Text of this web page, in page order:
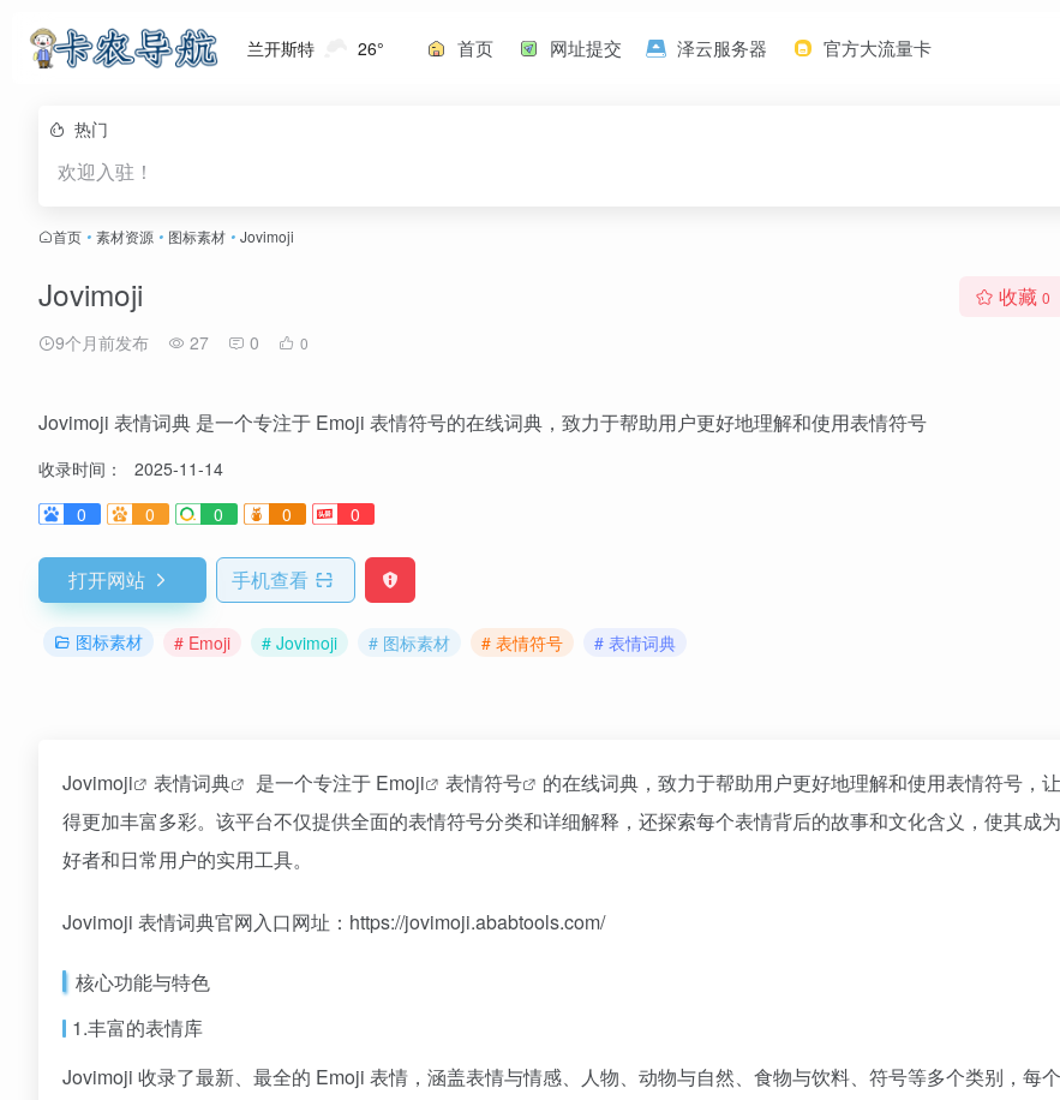
兰开斯特 26° 首页 网址提交 泽云服务器 官方大流量卡
热门
欢迎入驻！
首页 • 素材资源 • 图标素材 • Jovimoji
Jovimoji
9个月前发布 27 0 0
收藏 0
Jovimoji 表情词典 是一个专注于 Emoji 表情符号的在线词典，致力于帮助用户更好地理解和使用表情符号
收录时间：
2025-11-14
0
0 0 0 0
打开网站 手机查看
图标素材 # Emoji # Jovimoji # 图标素材 # 表情符号 # 表情词典
Jovimoji 表情词典 是一个专注于 Emoji 表情符号
的在线词典，致力于帮助用户更好地理解和使用表情符号，
得更加丰富多彩。该平台不仅提供全面的表情符号分类和详细解释，还探索每个表情背后的故事和文化含义，使其成
好者和日常用户的实用工具。
Jovimoji 表情词典官网入口网址：https://jovimoji.ababtools.com/
核心功能与特色
1.丰富的表情库
Jovimoji 收录了最新、最全的 Emoji 表情，涵盖表情与情感、人物、动物与自然、食物与饮料、符号等多个类别，每